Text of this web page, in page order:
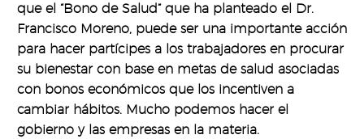
que el “Bono de Salud” que ha planteado el Dr.
Francisco Moreno, puede ser una importante acción
para hacer partícipes a los trabajadores en procurar
su bienestar con base en metas de salud asociadas
con bonos económicos que los incentiven a
cambiar hábitos. Mucho podemos hacer el
gobierno y las empresas en la materia.